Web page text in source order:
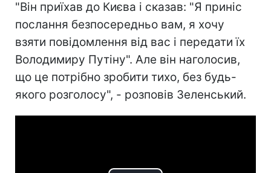
"Він приїхав до Києва і сказав: "Я приніс
послання безпосередньо вам, я хочу
взяти повідомлення від вас і передати їх
Володимиру Путіну". Але він наголосив,
що це потрібно зробити тихо, без будь-
якого розголосу", - розповів Зеленський.